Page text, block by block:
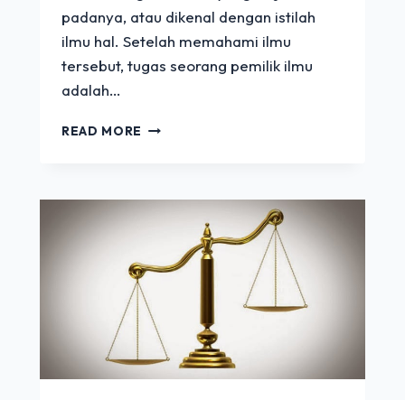
padanya, atau dikenal dengan istilah
ilmu hal. Setelah memahami ilmu
tersebut, tugas seorang pemilik ilmu
adalah…
READ MORE PENTINGNYA
ILMU